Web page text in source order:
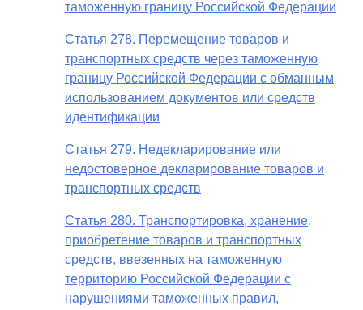
таможенную границу Российской Федерации
Статья 278. Перемещение товаров и
транспортных средств через таможенную
границу Российской Федерации с обманным
использованием документов или средств
идентификации
Статья 279. Недекларирование или
недостоверное декларирование товаров и
транспортных средств
Статья 280. Транспортировка, хранение,
приобретение товаров и транспортных
средств, ввезенных на таможенную
территорию Российской Федерации с
нарушениями таможенных правил,